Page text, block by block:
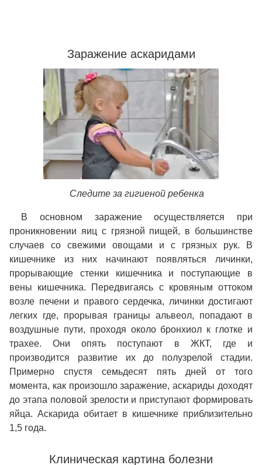
Заражение аскаридами
Следите за гигиеной ребенка
В основном заражение осуществляется при
проникновении яиц с грязной пищей, в большинстве
случаев со свежими овощами и с грязных рук. В
кишечнике из них начинают появляться личинки,
прорывающие стенки кишечника и поступающие в
вены кишечника. Передвигаясь с кровяным оттоком
возле печени и правого сердечка, личинки достигают
легких где, прорывая границы альвеол, попадают в
воздушные пути, проходя около бронхиол к глотке и
трахее. Они опять поступают в ЖКТ, где и
производится развитие их до полузрелой стадии.
Примерно спустя семьдесят пять дней от того
момента, как произошло заражение, аскариды доходят
до этапа половой зрелости и приступают формировать
яйца. Аскарида обитает в кишечнике приблизительно
1,5 года.
Клиническая картина болезни